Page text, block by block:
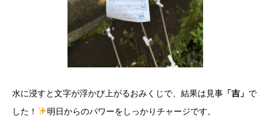
​水に浸すと文字が浮かび上がるおみくじで、結果は見事 「吉」 で
した！
明日からのパワーをしっかりチャージです。